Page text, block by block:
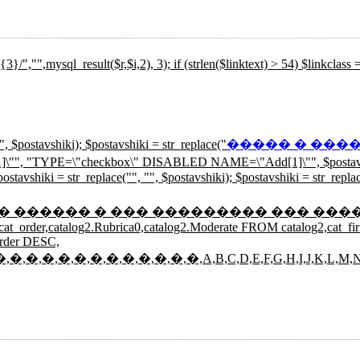
3); if (strlen($linktext) > 54) $linkclass =
", $postavshiki); $postavshiki = str_replace("����� �
"TYPE=\"checkbox\" DISABLED NAME=\"Add[1]\"",
= str_replace("", "", $postavshiki); $postavshiki =
{ // ���� ������ ������ � ��� ��������� ���
FROM
DESC,